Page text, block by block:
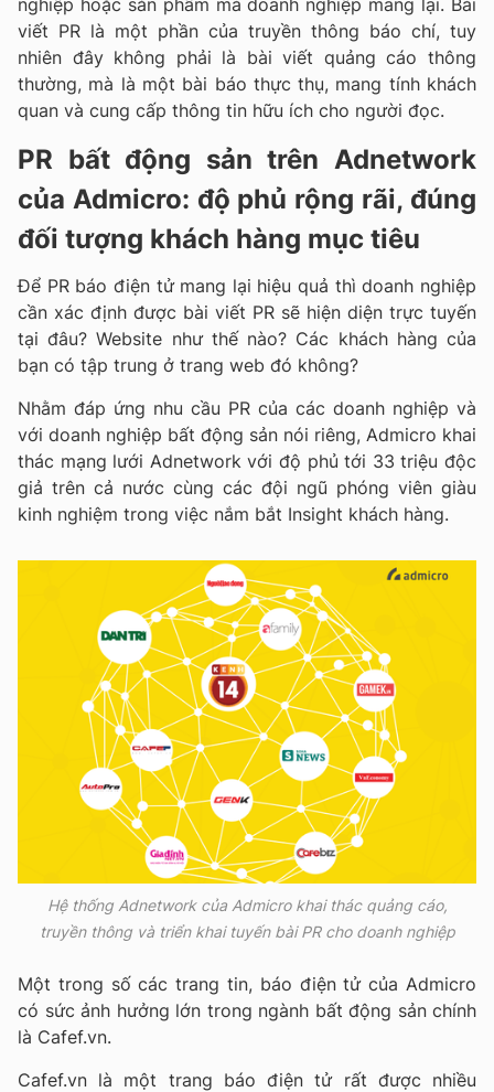
viết PR là một phần của truyền thông báo chí, tuy
nhiên đây không phải là bài viết quảng cáo thông
thường, mà là một bài báo thực thụ, mang tính khách
quan và cung cấp thông tin hữu ích cho người đọc.
PR bất động sản trên Adnetwork
của Admicro: độ phủ rộng rãi, đúng
đối tượng khách hàng mục tiêu
Để PR báo điện tử mang lại hiệu quả thì doanh nghiệp
cần xác định được bài viết PR sẽ hiện diện trực tuyến
tại đâu? Website như thế nào? Các khách hàng của
bạn có tập trung ở trang web đó không?
Nhằm đáp ứng nhu cầu PR của các doanh nghiệp và
với doanh nghiệp bất động sản nói riêng, Admicro khai
thác mạng lưới Adnetwork với độ phủ tới 33 triệu độc
giả trên cả nước cùng các đội ngũ phóng viên giàu
kinh nghiệm trong việc nắm bắt Insight khách hàng.
Hệ thống Adnetwork của Admicro khai thác quảng cáo,
truyền thông và triển khai tuyến bài PR cho doanh nghiệp
Một trong số các trang tin, báo điện tử của Admicro
có sức ảnh hưởng lớn trong ngành bất động sản chính
là Cafef.vn.
Cafef.vn là một trang báo điện tử rất được nhiều